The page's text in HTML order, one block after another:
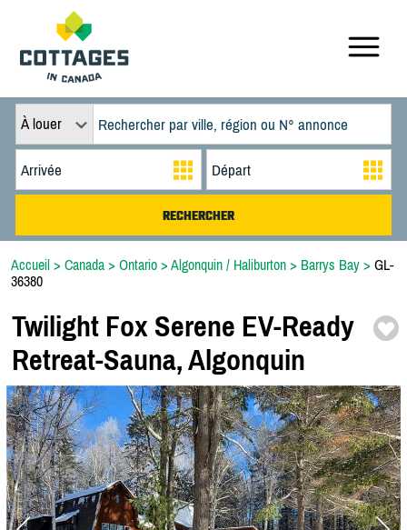
À louer
Accueil > Canada > Ontario > Algonquin / Haliburton > Barrys Bay > GL-
36380
Twilight Fox Serene EV-Ready
Retreat-Sauna,Algonquin